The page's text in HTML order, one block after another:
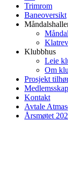
Trimrom
Baneoversikt
Klubbhus
Leie
Om
Prosjekt
Medlemsskap
Kontakt
Avtale
Årsmøtet